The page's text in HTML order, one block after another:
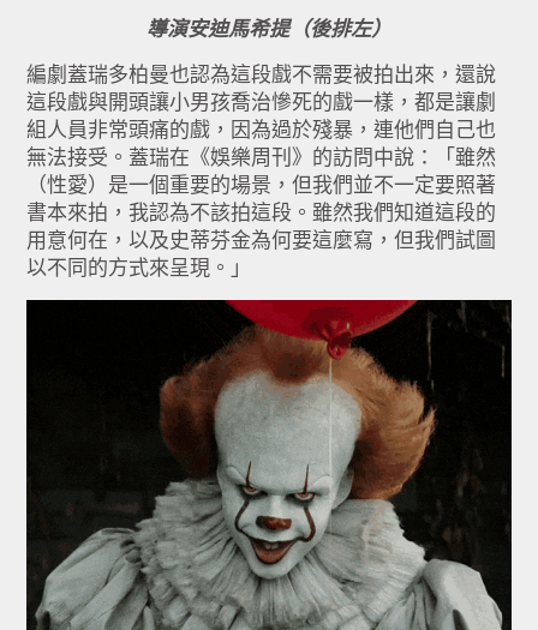
導演安迪馬希提（後排左）
編劇蓋瑞多柏曼也認為這段戲不需要被拍出來，還說
這段戲與開頭讓小男孩喬治慘死的戲一樣，都是讓劇
組人員非常頭痛的戲，因為過於殘暴，連他們自己也
無法接受。蓋瑞在《娛樂周刊》的訪問中說：「雖然
（性愛）是一個重要的場景，但我們並不一定要照著
書本來拍，我認為不該拍這段。雖然我們知道這段的
用意何在，以及史蒂芬金為何要這麼寫，但我們試圖
以不同的方式來呈現。」